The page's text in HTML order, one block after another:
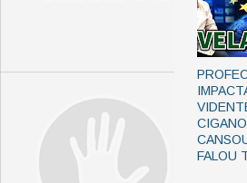
FALOU